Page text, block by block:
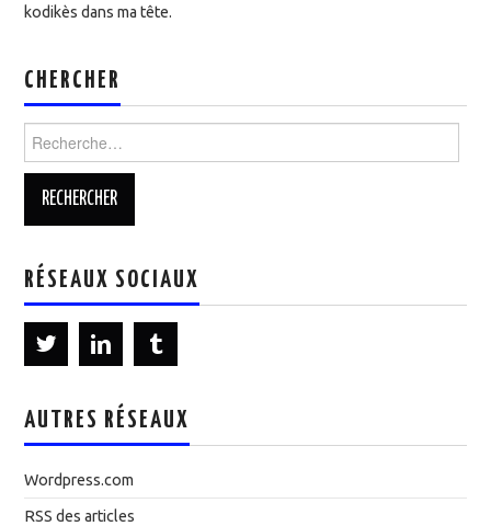
kodikès dans ma tête.
CHERCHER
Rechercher :
RÉSEAUX SOCIAUX
AUTRES RÉSEAUX
Wordpress.com
RSS des articles